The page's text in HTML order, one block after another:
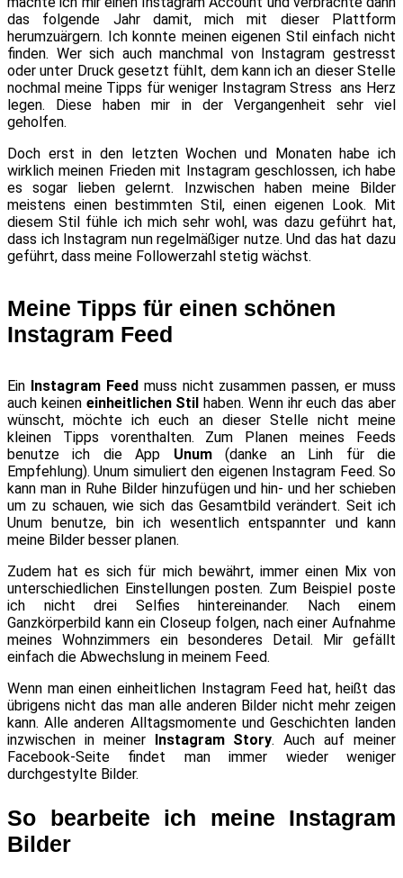
das folgende Jahr damit, mich mit dieser Plattform
herumzuärgern. Ich konnte meinen eigenen Stil einfach nicht
finden. Wer sich auch manchmal von Instagram gestresst
oder unter Druck gesetzt fühlt, dem kann ich an dieser Stelle
nochmal meine Tipps für weniger Instagram Stress ans Herz
legen. Diese haben mir in der Vergangenheit sehr viel
geholfen.
Doch erst in den letzten Wochen und Monaten habe ich
wirklich meinen Frieden mit Instagram geschlossen, ich habe
es sogar lieben gelernt. Inzwischen haben meine Bilder
meistens einen bestimmten Stil, einen eigenen Look. Mit
diesem Stil fühle ich mich sehr wohl, was dazu geführt hat,
dass ich Instagram nun regelmäßiger nutze. Und das hat dazu
geführt, dass meine Followerzahl stetig wächst.
Meine Tipps für einen schönen
Instagram Feed
Ein Instagram Feedmuss nicht zusammen passen, er muss
auch keinen einheitlichen Stil haben. Wenn ihr euch das aber
wünscht, möchte ich euch an dieser Stelle nicht meine
kleinen Tipps vorenthalten. Zum Planen meines Feeds
benutze ich die App Unum(danke an Linh für die
Empfehlung). Unum simuliert den eigenen Instagram Feed. So
kann man in Ruhe Bilder hinzufügen und hin- und her schieben
um zu schauen, wie sich das Gesamtbild verändert. Seit ich
Unum benutze, bin ich wesentlich entspannter und kann
meine Bilder besser planen.
Zudem hat es sich für mich bewährt, immer einen Mix von
unterschiedlichen Einstellungen posten. Zum Beispiel poste
ich nicht drei Selfies hintereinander. Nach einem
Ganzkörperbild kann ein Closeup folgen, nach einer Aufnahme
meines Wohnzimmers ein besonderes Detail. Mir gefällt
einfach die Abwechslung in meinem Feed.
Wenn man einen einheitlichen Instagram Feed hat, heißt das
übrigens nicht das man alle anderen Bilder nicht mehr zeigen
kann. Alle anderen Alltagsmomente und Geschichten landen
inzwischen in meiner Instagram Story. Auch auf meiner
Facebook-Seite findet man immer wieder weniger
durchgestylte Bilder.
So bearbeite ich meine Instagram
Bilder